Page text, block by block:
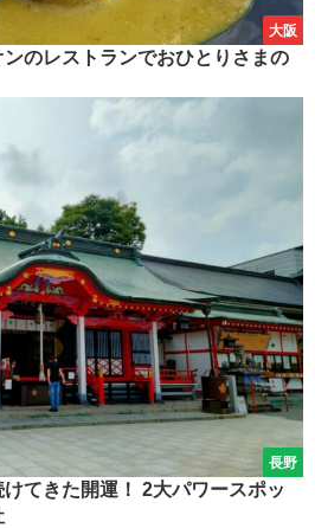
大阪
のレストランでおひとりさまの
長野
てきた開運！ 2大パワースポッ